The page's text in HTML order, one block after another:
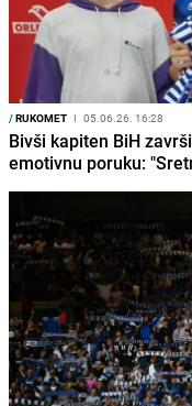
/RUKOMET I 05.06.26. 16:28
Bivši kapiten BiH
emotivnu poruku: